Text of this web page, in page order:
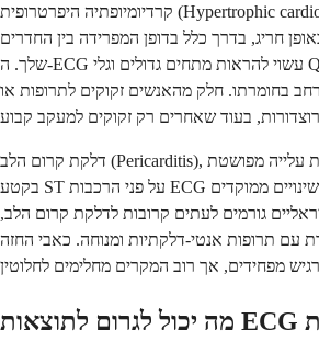
קרדיומיופתיה היפרטרופית (Hypertrophic cardiomyopathy) גורמת לשריר
חריג, בדרך כלל בדופן המפרידה בין החדרים
שלך. ה-ECG עשוי להראות מתחים גדולים וגלי Q עמוקים. מצב גנטי זה
בחומרתו. חלק מהאנשים זקוקים לתרופות או
דלקת קרום הלב (Pericarditis), או דלקת סביב הלב, יוצרת עלייה מפושטת
בקטע ST על פני הרכבות ECG מרובות. דפוס זה שונה משינויים ממוקדים
גורמים לעתים קרובות לדלקת קרום הלב,
תרופות אנטי-דלקתיות ומנוחה. כאבי החזה